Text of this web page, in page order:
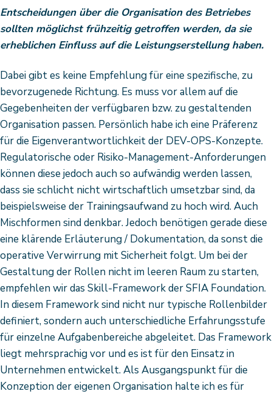
Entscheidungen über die Organisation des Betriebes
sollten möglichst frühzeitig getroffen werden, da sie
erheblichen Einfluss auf die Leistungserstellung haben.
Dabei gibt es keine Empfehlung für eine spezifische, zu
bevorzugenede Richtung. Es muss vor allem auf die
Gegebenheiten der verfügbaren bzw. zu gestaltenden
Organisation passen. Persönlich habe ich eine Präferenz
für die Eigenverantwortlichkeit der DEV-OPS-Konzepte.
Regulatorische oder Risiko-Management-Anforderungen
können diese jedoch auch so aufwändig werden lassen,
dass sie schlicht nicht wirtschaftlich umsetzbar sind, da
beispielsweise der Trainingsaufwand zu hoch wird. Auch
Mischformen sind denkbar. Jedoch benötigen gerade diese
eine klärende Erläuterung / Dokumentation, da sonst die
operative Verwirrung mit Sicherheit folgt. Um bei der
Gestaltung der Rollen nicht im leeren Raum zu starten,
empfehlen wir das Skill-Framework der SFIA Foundation.
In diesem Framework sind nicht nur typische Rollenbilder
definiert, sondern auch unterschiedliche Erfahrungsstufe
für einzelne Aufgabenbereiche abgeleitet. Das Framework
liegt mehrsprachig vor und es ist für den Einsatz in
Unternehmen entwickelt. Als Ausgangspunkt für die
Konzeption der eigenen Organisation halte ich es für